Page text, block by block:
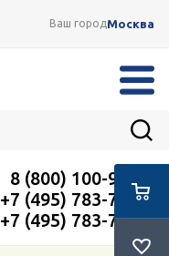
Ваш городМосква
8 (800) 100-91-12
+7 (495) 783-72-87
+7 (495) 783-72-87